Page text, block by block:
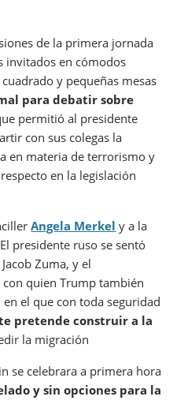
de la primera jornada
invitados en cómodos
y pequeñas mesas
para debatir sobre
permitió al presidente
con sus colegas la
en materia de terrorismo y
en la legislación
Angela Merkel y a la
presidente ruso se sentó
Zuma, y el
con quien Trump también
el que con toda seguridad
pretende construir a la
la migración
se celebrara a primera hora
y sin opciones para la